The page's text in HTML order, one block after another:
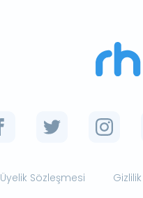
Üyelik Sözleşmesi